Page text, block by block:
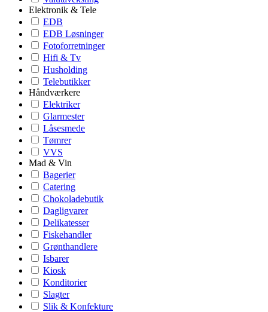
Elektronik & Tele
EDB
EDB Løsninger
Fotoforretninger
Hifi & Tv
Husholding
Telebutikker
Håndværkere
Elektriker
Glarmester
Låsesmede
Tømrer
VVS
Mad & Vin
Bagerier
Catering
Chokoladebutik
Dagligvarer
Delikatesser
Fiskehandler
Grønthandlere
Isbarer
Kiosk
Konditorier
Slagter
Slik & Konfekture